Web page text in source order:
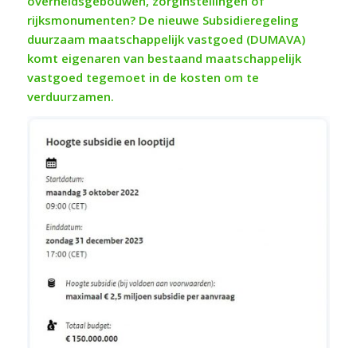
rijksmonumenten? De nieuwe Subsidieregeling
duurzaam maatschappelijk vastgoed (DUMAVA)
komt eigenaren van bestaand maatschappelijk
vastgoed tegemoet in de kosten om te
verduurzamen.